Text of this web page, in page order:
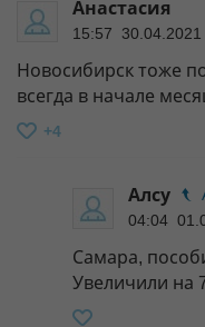
Анастасия
15:57 30.04.2021
Новосибирск тоже
всегда в начале
+4
Алсу
04:04
Самара,
Увеличили на